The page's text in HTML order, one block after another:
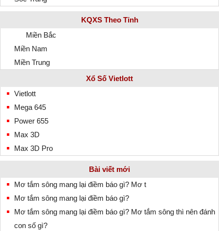
KQXS Theo Tỉnh
Miền Bắc
Miền Nam
Miền Trung
Xổ Số Vietlott
Vietlott
Mega 645
Power 655
Max 3D
Max 3D Pro
Bài viết mới
Mơ tắm sông mang lại điềm báo gì? Mơ t
Mơ tắm sông mang lại điềm báo gì?
Mơ tắm sông mang lại điềm báo gì? Mơ tắm sông thì nên đánh
con số gì?